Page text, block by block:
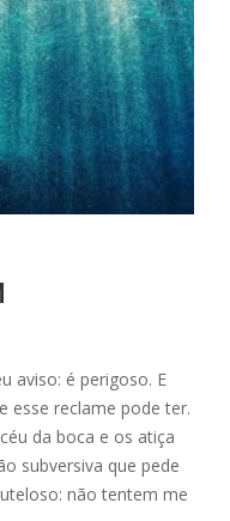
aviso: é perigoso. E
esse reclame pode ter.
da boca e os atiça
subversiva que pede
não tentem me